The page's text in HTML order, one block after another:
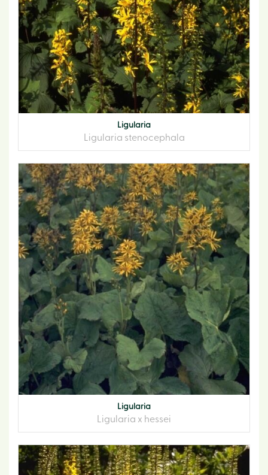
Ligularia
Ligularia stenocephala
Ligularia
Ligularia x hessei